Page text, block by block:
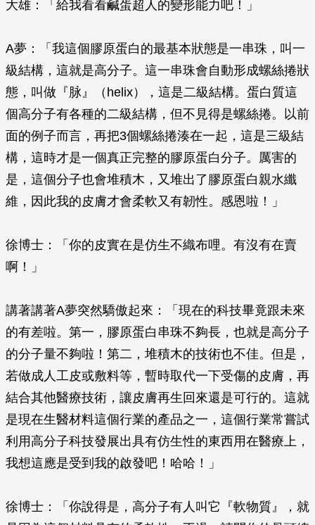
大雄：「給我看看鹹蛋超人的變形能力吧！」
A夢：「我這個膠原蛋白的最基本狀態是一串珠，叫一
級結構，這就是高分子。這一串珠會自動形成螺絲捲狀
態，叫做『脉』（helix），這是二級結構。蛋白質這
個高分子有各種的二級結構，但不見得是螺絲捲。以前
面的例子而言，再把3個螺絲捲湊在一起，這是三級結
構，這時才是一個真正完整的膠原蛋白分子。厲害的
是，這個分子也會堆積木，又堆出了膠原蛋白親水纖
維，因此我的皮膚才會柔軟又有韌性。感恩啦！」
徐博士：「你的皮實在是仿生不織布哩。有沒有在賣
啊！」
講著講著A夢突然驕傲起來：「現在的科技畢竟跟未來
的有差啦。第一，膠原蛋白串珠不夠長，也就是高分子
的分子量不夠啦！第二，堆積木的技術也不佳。但是，
若做成人工皮或敷料等，暫時取代一下受傷的皮膚，再
結合其他醫療技術，讓皮膚再生回來還是可行的。這就
是現在生醫材料這個行業的產品之一，這個行業常嘗試
利用高分子科技發展出具有仿生性的東西用在醫療上，
我想這應是受到我的啟發吧！哈哈！」
徐博士：「你說得是，高分子有人叫它『軟物質』，就